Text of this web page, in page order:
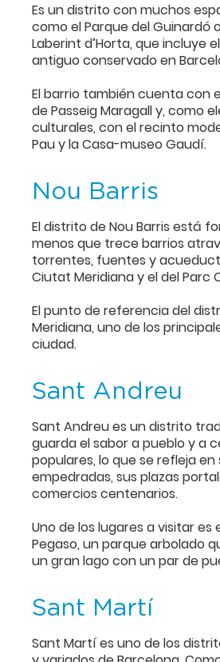
Es un distrito con muchos
como el Parque del Guinardó
Laberint d’Horta, que incluye
antiguo conservado en
El barrio también cuenta con
de Passeig Maragall y, como
culturales, con el recinto
Pau y la Casa-museo Gaudí.
Nou Barris
El distrito de Nou Barris está
menos que trece barrios
torrentes, fuentes y
Ciutat Meridiana y el del Parc
El punto de referencia del
Meridiana, uno de los
ciudad.
Sant Andreu
Sant Andreu es un distrito
guarda el sabor a pueblo y a
populares, lo que se refleja en
empedradas, sus plazas
comercios centenarios.
Uno de los lugares a visitar es
Pegaso, un parque arbolado
un gran lago con un par de
Sant Martí
Sant Martí es uno de los